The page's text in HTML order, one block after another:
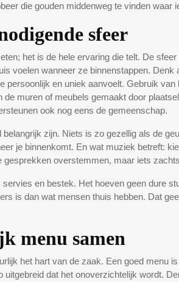
die gouden middenweg te vinden waar
sfeer
het is de hele ervaring die telt. De
voelen wanneer ze binnenstappen.
persoonlijk en uniek aanvoelt. Gebruik
de muren of meubels gemaakt door
ook nog eens de gemeenschap.
belangrijk zijn. Niets is zo gezellig als de
je binnenkomt. En wat muziek betreft:
gesprekken overstemmen, maar iets
en bestek. Het hoeven geen dure
is dan wat mensen thuis hebben. Dat
menu samen
het hart van de zaak. Een goed menu
uitgebreid dat het onoverzichtelijk wordt.